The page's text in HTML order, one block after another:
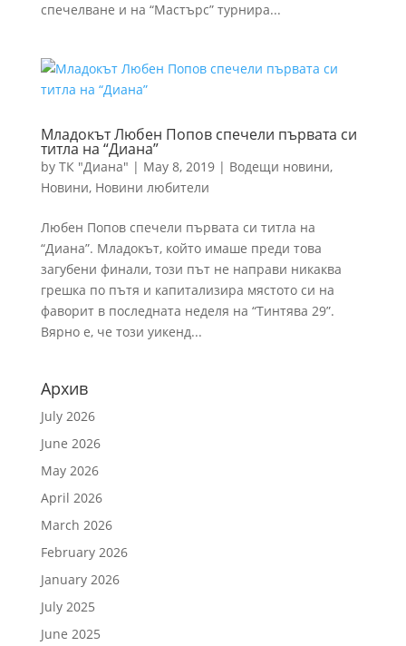
спечелване и на “Мастърс” турнира...
Младокът Любен Попов спечели първата си
титла на “Диана”
by ТК "Диана" | May 8, 2019| Водещи новини,
Новини, Новини любители
Любен Попов спечели първата си титла на
“Диана”. Младокът, който имаше преди това
загубени финали, този път не направи никаква
грешка по пътя и капитализира мястото си на
фаворит в последната неделя на “Тинтява 29”.
Вярно е, че този уикенд...
Архив
July 2026
June 2026
May 2026
April 2026
March 2026
February 2026
January 2026
July 2025
June 2025